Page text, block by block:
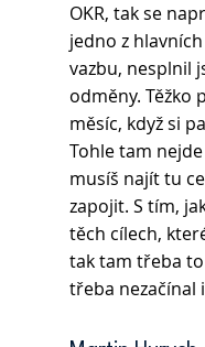
OKR, tak se
jedno z
vazbu, nesplnil
odměny. Těžko
měsíc, když si
Tohle tam
musíš najít tu
zapojit. S tím,
těch cílech,
tak tam třeba
třeba nezačínal